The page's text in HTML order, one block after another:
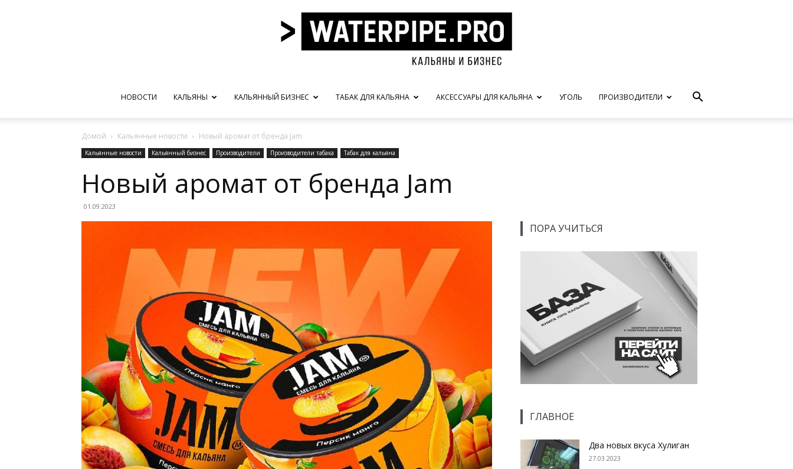
НОВОСТИ КАЛЬЯНЫ КАЛЬЯННЫЙ БИЗНЕС ТАБАК ДЛЯ КАЛЬЯНА АКСЕССУАРЫ ДЛЯ КАЛЬЯНА УГОЛЬ ПРОИЗВОДИТЕЛИ
Домой Кальянные новости Новый аромат от бренда Jam
Кальянные новости Кальянный бизнес Производители Производители табака Табак для кальяна
Новый аромат от бренда Jam
01.09.2023
ПОРА УЧИТЬСЯ
ГЛАВНОЕ
Два новых вкуса Хулиган
27.03.2023